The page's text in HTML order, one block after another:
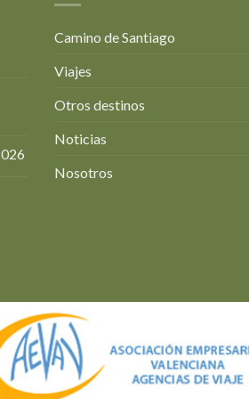
Camino de Santiago
Viajes
Otros destinos
Noticias
Nosotros